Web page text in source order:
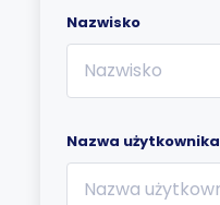
Nazwisko
Nazwa użytkownika